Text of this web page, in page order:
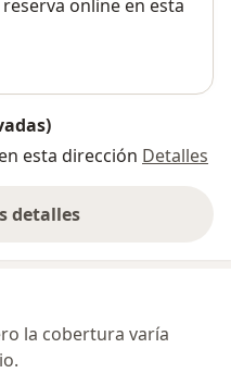
online en esta
esta dirección Detalles
detalles
la dirección
la cobertura varía